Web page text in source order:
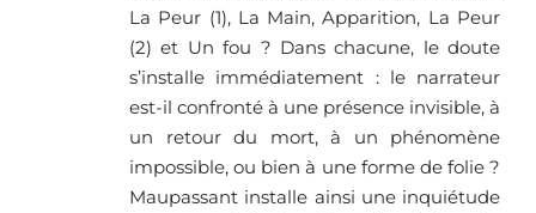
La Peur (1), La Main, Apparition, La Peur
(2) et Un fou ? Dans chacune, le doute
s’installe immédiatement : le narrateur
est-il confronté à une présence invisible, à
un retour du mort, à un phénomène
impossible, ou bien à une forme de folie ?
Maupassant installe ainsi une inquiétude